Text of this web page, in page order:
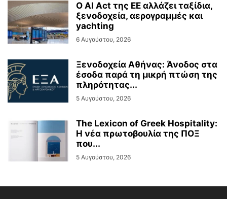
Ο AI Act της ΕΕ αλλάζει ταξίδια,
ξενοδοχεία, αερογραμμές και
yachting
6 Αυγούστου, 2026
Ξενοδοχεία Αθήνας: Άνοδος στα
έσοδα παρά τη μικρή πτώση της
πληρότητας...
5 Αυγούστου, 2026
The Lexicon of Greek Hospitality:
Η νέα πρωτοβουλία της ΠΟΞ
που...
5 Αυγούστου, 2026